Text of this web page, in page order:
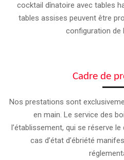
cocktail dînatoire avec tables
tables assises peuvent être
configuration de
Cadre de
Nos prestations sont
en main. Le service des
l’établissement, qui se réserve
cas d’état d’ébriété